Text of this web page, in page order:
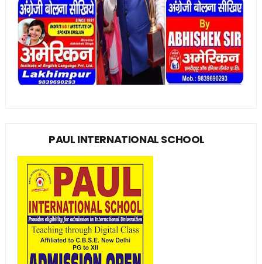
PAUL INTERNATIONAL SCHOOL